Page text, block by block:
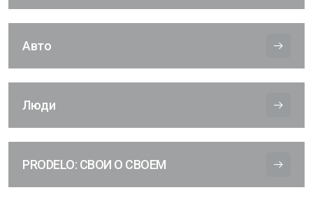
Авто
Люди
PRODELO: СВОИ О СВОЕМ